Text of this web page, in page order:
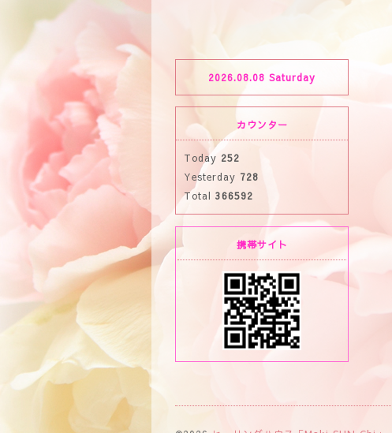
2026.08.08 Saturday
カウンター
Today 252
Yesterday 728
Total 366592
携帯サイト